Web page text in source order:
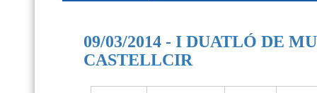
09/03/2014 - I DUATLÓ DE
CASTELLCIR